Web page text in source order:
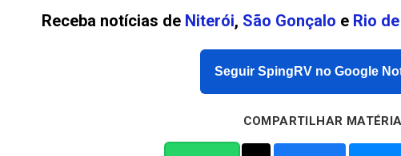
Receba notícias de Niterói, São Gonçalo e Rio
Seguir SpingRV no Google
COMPARTILHAR MATÉRIA